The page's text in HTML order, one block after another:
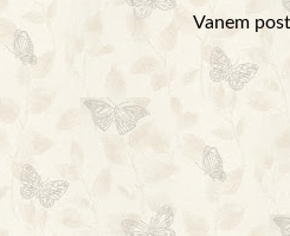
Vanem